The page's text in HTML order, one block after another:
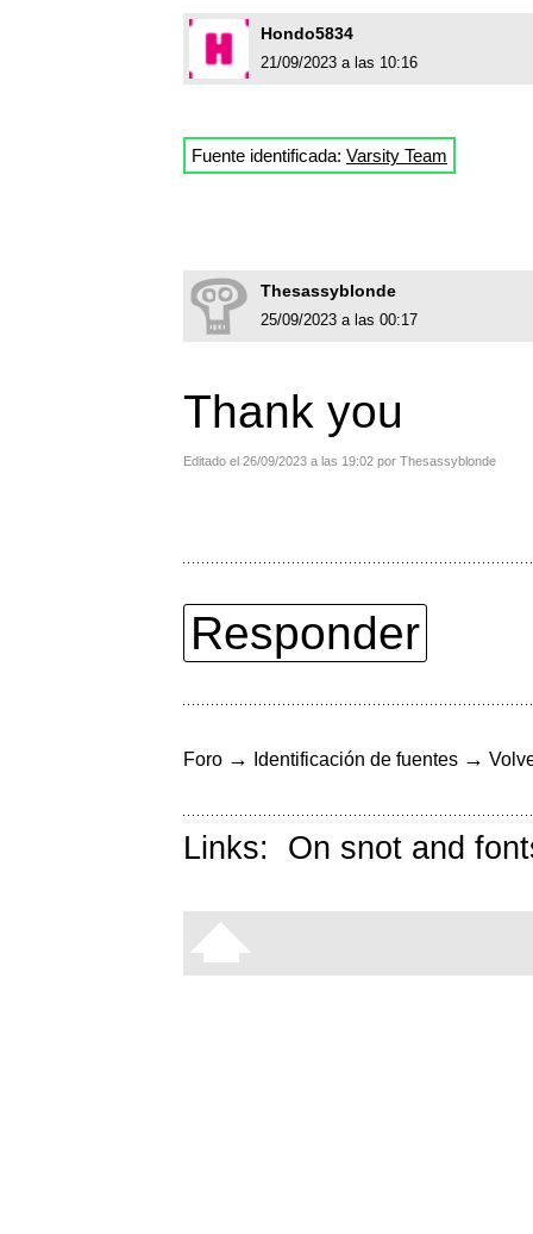
Hondo5834
21/09/2023 a las 10:16
Fuente identificada: Varsity Team
Thesassyblonde
25/09/2023 a las 00:17
Thank you
Editado el 26/09/2023 a las 19:02 por Thesassyblonde
Responder
Foro → Identificación de fuentes →
Links: On snot and